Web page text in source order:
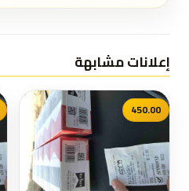
إعلانات مشابهة
450.00